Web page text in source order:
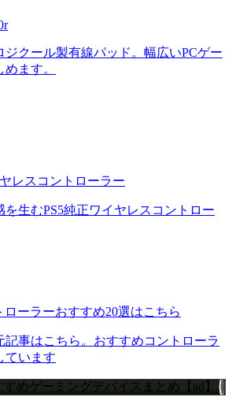
ジクール製有線パッド。幅広いPCゲー
ます。
レスコントローラー
を生むPS5純正ワイヤレスコントロー
ローラーおすすめ20選はこちら
記事はこちら。おすすめコントローラ
ています
めゲーミングデバイスまとめ【ad】